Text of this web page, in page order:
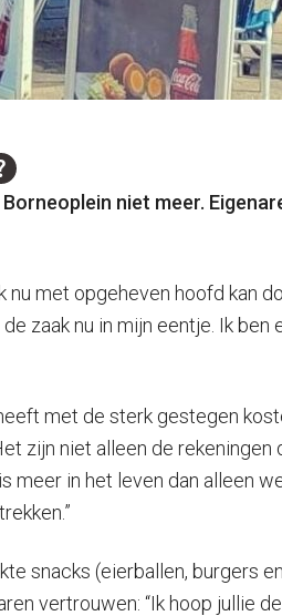
niet meer.
met opgeheven hoofd kan
zaak nu in mijn eentje. Ik
met de sterk gestegen
zijn niet alleen de
meer in het leven dan alleen
snacks (eierballen, burgers
vertrouwen: “Ik hoop jullie